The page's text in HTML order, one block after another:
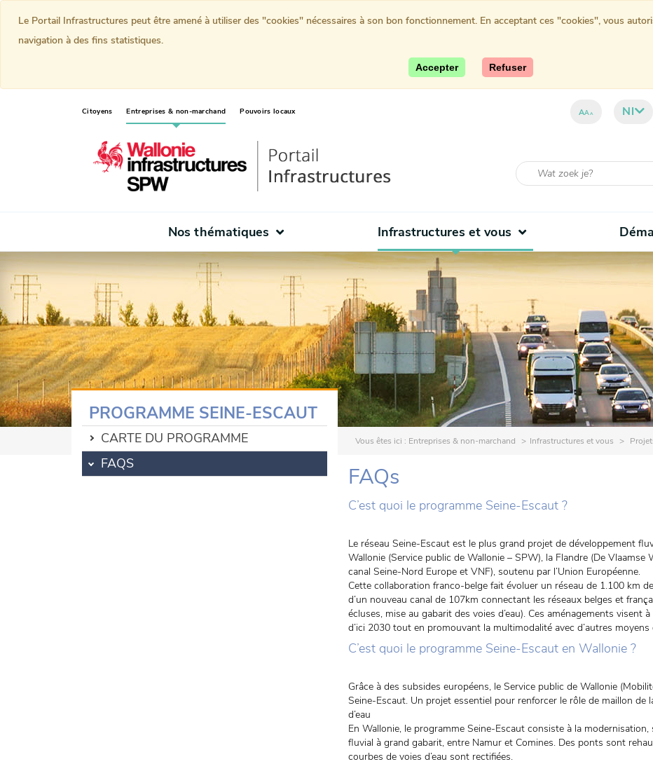
Citoyens Entreprises & non-marchand(current)Pouvoirs locaux AAA Nl
Nos thématiques Infrastructures et vous
Vous êtes ici : Entreprises & non-marchand Infrastructures et vous
PROGRAMME SEINE-ESCAUT
CARTE DU PROGRAMME
FAQS
FAQs
C’est quoi le programme Seine-Escaut ?
Le réseau Seine-Escaut est le plus grand projet de développement
Wallonie (Service public de Wallonie – SPW), la Flandre (De
canal Seine-Nord Europe et VNF), soutenu par l’Union Européenne.
Cette collaboration franco-belge fait évoluer un réseau de 1.100 km
d’un nouveau canal de 107km connectant les réseaux belges et
écluses, mise au gabarit des voies d’eau). Ces aménagements visent
d’ici 2030 tout en promouvant la multimodalité avec d’autres
C’est quoi le programme Seine-Escaut en Wallonie ?
Grâce à des subsides européens, le Service public de Wallonie
Seine-Escaut. Un projet essentiel pour renforcer le rôle de maillon
d’eau
En Wallonie, le programme Seine-Escaut consiste à la
fluvial à grand gabarit, entre Namur et Comines. Des ponts sont
courbes de voies d’eau sont rectifiées.
Le Portail Infrastructures peut être amené à utiliser des "cookies" nécessaires à son bon fonctionnement. En acceptant ces "cookies", vous
navigation à des fins statistiques.
Accepter Refuser